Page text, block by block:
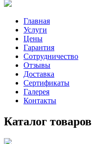
Главная
Услуги
Цены
Гарантия
Сотрудничество
Отзывы
Доставка
Сертификаты
Галерея
Контакты
Каталог товаров